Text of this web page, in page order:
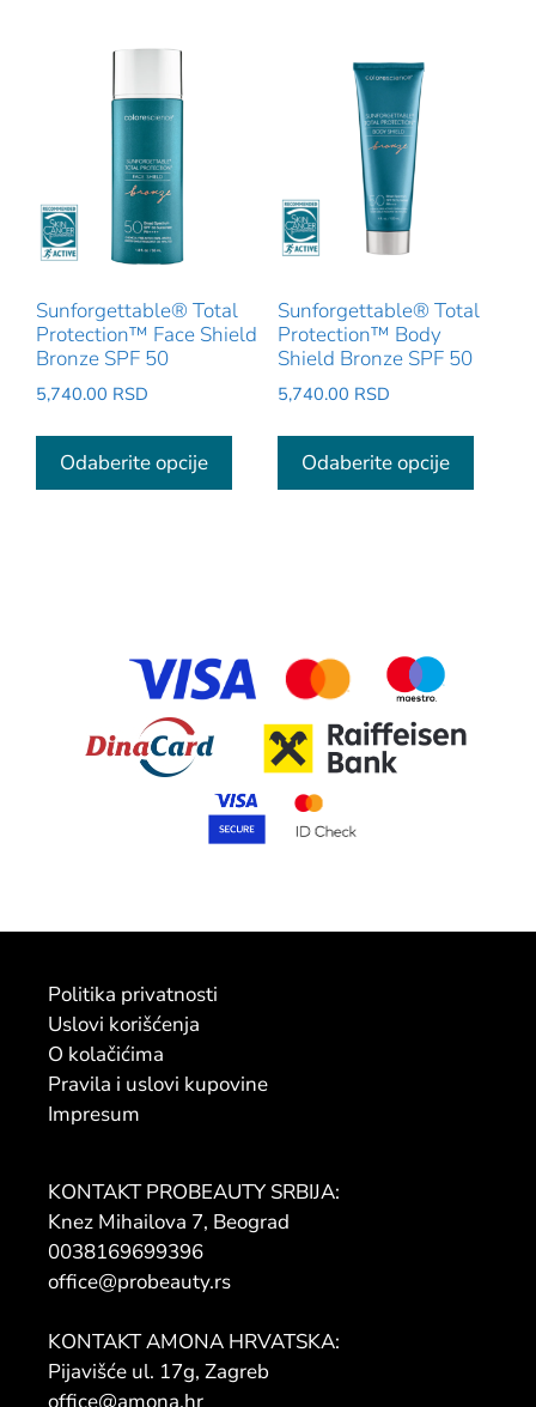
stranici
proizvoda.
Sunforgettable® Total
Protection™ Face Shield
Bronze SPF 50
5,740.00 RSD
Odaberite opcije
Ovaj
proizvod
ima
izabrane
na
stranici
proizvoda.
Sunforgettable® Total
Protection™ Body
Shield Bronze SPF 50
5,740.00 RSD
Odaberite opcije
Ovaj
ima
Politika privatnosti
Uslovi korišćenja
O kolačićima
Pravila i uslovi kupovine
Impresum
KONTAKT PROBEAUTY SRBIJA:
Knez Mihailova 7, Beograd
0038169699396
office@probeauty.rs
KONTAKT AMONA HRVATSKA:
Pijavišće ul. 17g, Zagreb